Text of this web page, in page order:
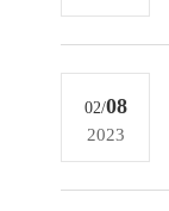
02/08
2023